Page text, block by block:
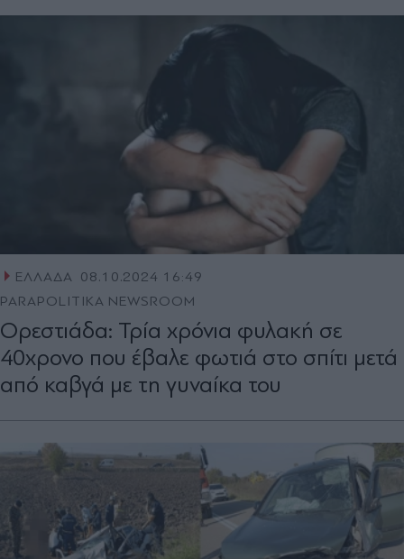
ΕΛΛΑΔΑ 08.10.2024 16:49
PARAPOLITIKA NEWSROOM
Ορεστιάδα: Τρία χρόνια φυλακή σε
40χρονο που έβαλε φωτιά στο σπίτι μετά
από καβγά με τη γυναίκα του